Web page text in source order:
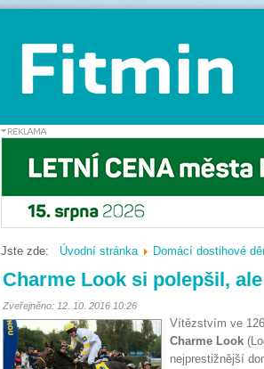
Jste zde: Úvodní stránka Domácí dostihové
Charme Look si polepšil,
Zveřejněno: 12. 10. 2016 10:26
Vítězstvím ve
Charme Look
nejprestižnější